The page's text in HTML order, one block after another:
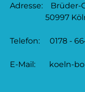
Adresse: Brüder-
50997
Telefon: 0178 -
E-Mail: koeln-